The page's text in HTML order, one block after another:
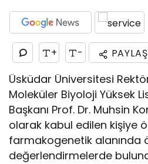
+ - PAYLAŞ
Üsküdar Üniversitesi
Moleküler Biyoloji Yüksek
Başkanı Prof. Dr. Muhsin
olarak kabul edilen kişiye
farmakogenetik alanında
değerlendirmelerde